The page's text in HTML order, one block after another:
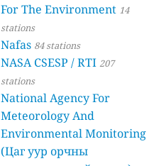
For The Environment 14
stations
Nafas 84 stations
NASA CSESP / RTI 207
stations
National Agency For
Meteorology And
Environmental Monitoring
(Цаг уур орчны